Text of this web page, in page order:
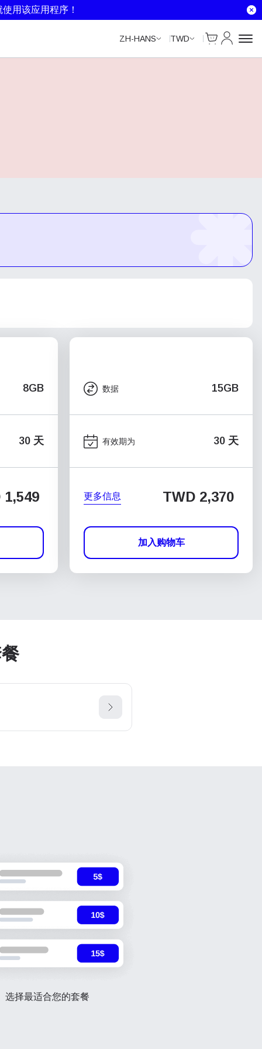
用该应用程序！
ZH-HANS TWD
Cart
我的账户
8GB
30 天
1,549
数据 15GB
有效期为 30 天
更多信息 TWD 2,370
加入购物车
选择最适合您的套餐